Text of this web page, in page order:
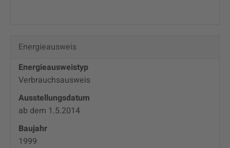
Energieausweis
Energieausweistyp
Verbrauchs­ausweis
Ausstellungsdatum
ab dem 1.5.2014
Baujahr
1999